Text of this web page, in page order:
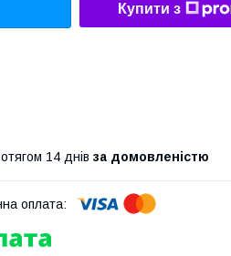
Купити з
14 днів за домовленістю